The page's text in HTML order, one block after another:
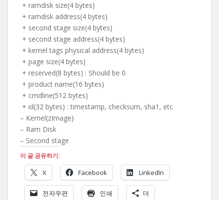
+ ramdisk size(4 bytes)
+ ramdisk address(4 bytes)
+ second stage size(4 bytes)
+ second stage address(4 bytes)
+ kernel tags physical address(4 bytes)
+ page size(4 bytes)
+ reserved(8 bytes) : Should be 0
+ product name(16 bytes)
+ cmdline(512 bytes)
+ id(32 bytes) : timestamp, checksum, sha1, etc
– Kernel(zImage)
– Ram Disk
– Second stage
이 글 공유하기:
X Facebook LinkedIn
전자우편 인쇄 더